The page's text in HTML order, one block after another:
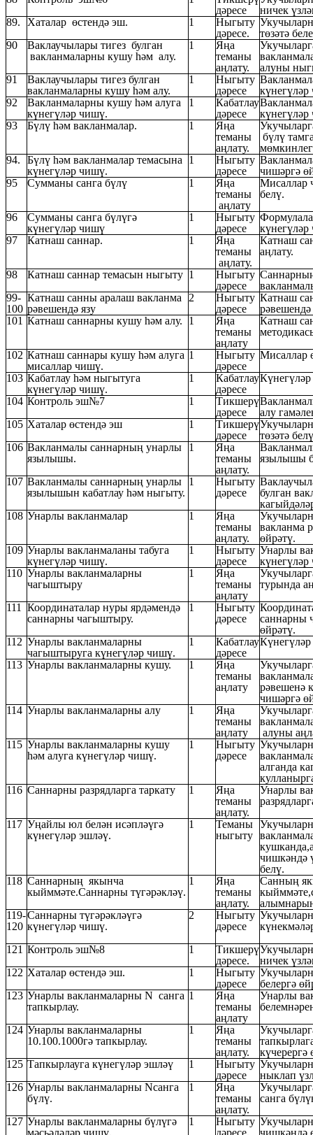
дәресе
ничек
89.
Хаталар өстендә эш. 1
Ныгыту
дәресе.
төзәтә
90
Ваклаучылары тигез булган
вакланмаларны кушу һәм алу.
1
Яңа
теманы
аңлату.
алуны
91
Ваклаучылары тигез булган
вакланмаларны кушу һәм алу.
1
Ныгыту
дәресе
92
Вакланмаларны кушу һәм алуга
күнегүләр чишү.
1
Кабатлау
дәресе
93
Бүлү һәм вакланмалар. 1
Яңа
теманы
аңлату.
бүлү
94.
Бүлү һәм вакланмалар темасына
күнегүләр чишү.
1
Ныгыту
дәресе
чишәргә
95
Сумманы санга бүлү 1
Яңа
теманы
аңлату
Мисаллар
белү.
96
Сумманы санга бүлүгә
күнегүләр чишү
1
Ныгыту
дәресе
97
Катнаш саннар. 1
Яңа
теманы
аңлату.
Катнаш
аңлату.
98
Катнаш саннар темасын ныгыту 1
Ныгыту
дәресе
99-
100
Катнаш санны аралаш вакланма
рәвешендә язу
2
Ныгыту
дәресе
Катнаш
рәвешендә
101 Катнаш саннарны кушу һәм алу. 1
Яңа
теманы
аңлату
Катнаш
102 Катнаш саннары кушу һәм алуга
мисаллар чишү.
1
Ныгыту
дәресе
Мисаллар
103 Кабатлау һәм ныгытуга
күнегүләр чишү.
1
Кабатлау
дәресе
104 Контроль эш№7 1
Тикшерү
дәресе
алу
105 Хаталар өстендә эш 1
Тикшерү
дәресе
төзәтә
106 Вакланмалы саннарның унарлы
язылышы.
1
Яңа
теманы
аңлату.
язылышы
107 Вакланмалы саннарның унарлы
язылышын кабатлау һәм ныгыту.
1
Ныгыту
дәресе
булган
108 Унарлы вакланмалар 1
Яңа
теманы
аңлату.
вакланма
өйрәтү.
109 Унарлы вакланмаланы табуга
күнегүләр чишү.
1
Ныгыту
дәресе
Унарлы
күнегүләр
110 Унарлы вакланмаларны
чагыштыру
1
Яңа
теманы
аңлату
турында
111
Координаталар нуры ярдәмендә
саннарны чагыштыру.
1
Ныгыту
дәресе
саннарны
өйрәтү.
112 Унарлы вакланмаларны
чагыштыруга күнегүләр чишү.
1
Кабатлау
дәресе
113 Унарлы вакланмаларны кушу. 1
Яңа
теманы
аңлату
рәвешенә
чишәргә
114 Унарлы вакланмаларны алу 1
Яңа
теманы
аңлату
алуны
115 Унарлы вакланмаларны кушу
һәм алуга күнегүләр чишү.
1
Ныгыту
дәресе
алганда
116 Саннарны разрядларга таркату 1
Яңа
теманы
аңлату.
Унарлы
117 Уңайлы юл белән исәпләүгә
күнегүләр эшләү.
1
Теманы
ныгыту
чишкәндә
белү.
118 Саннарның якынча
кыйммәте.Саннарны түгәрәкләү.
1
Яңа
теманы
аңлату.
Санның
119-
120
Саннарны түгәрәкләүгә
күнегүләр чишү.
2
Ныгыту
дәресе
121 Контроль эш№8 1
Тикшерү
дәресе.
ничек
122 Хаталар өстендә эш. 1
Ныгыту
дәресе
белергә
123 Унарлы вакланмаларны N санга
тапкырлау.
1
Яңа
теманы
аңлату
Унарлы
124 Унарлы вакланмаларны
10.100.1000гә тапкырлау.
1
Яңа
теманы
аңлату.
күчерергә
125 Тапкырлауга күнегүләр эшләү 1
Ныгыту
дәресе
ныклап
126 Унарлы вакланмаларны Nсанга
бүлү.
1
Яңа
теманы
аңлату.
санга
127 Унарлы вакланмаларны бүлүгә
1
Ныгыту